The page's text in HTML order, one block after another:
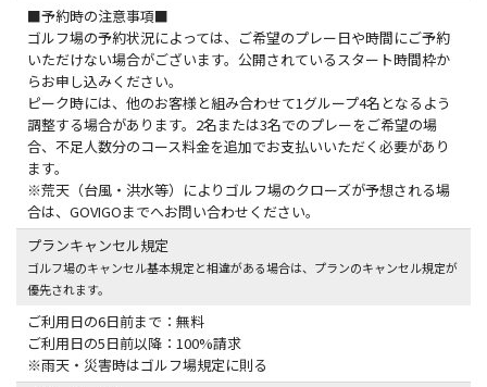
■予約時の注意事項■
ゴルフ場の予約状況によっては、ご希望のプレー日や時間にご予約
いただけない場合がございます。公開されているスタート時間枠か
らお申し込みください。
ピーク時には、他のお客様と組み合わせて1グループ4名となるよう
調整する場合があります。2名または3名でのプレーをご希望の場
合、不足人数分のコース料金を追加でお支払いいただく必要があり
ます。
※荒天（台風・洪水等）によりゴルフ場のクローズが予想される場
合は、GOVIGOまでへお問い合わせください。
プランキャンセル規定
ゴルフ場のキャンセル基本規定と相違がある場合は、プランのキャンセル規定が
優先されます。
ご利用日の6日前まで：無料
ご利用日の5日前以降：100%請求
※雨天・災害時はゴルフ場規定に則る